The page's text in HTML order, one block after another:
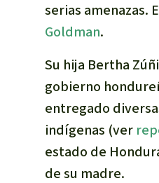
serias amenazas.
Goldman.
Su hija Bertha
gobierno
entregado
indígenas (ver
estado de
de su madre.